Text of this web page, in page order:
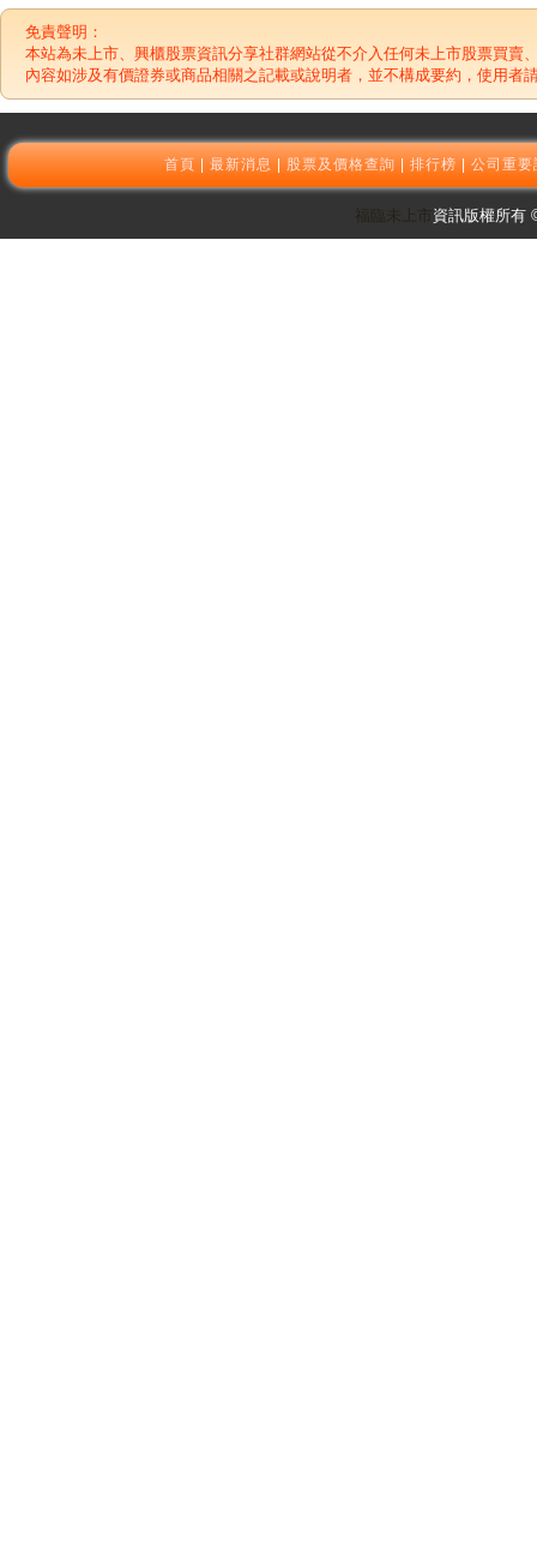
免責聲明：
本站為未上市、興櫃股票資訊分享社群網站從不介入任何未上市股票買賣
內容如涉及有價證券或商品相關之記載或說明者，並不構成要約，使用者
首頁|最新消息|股票及價格查詢|排行榜|公司重要
福臨未上市 資訊版權所有